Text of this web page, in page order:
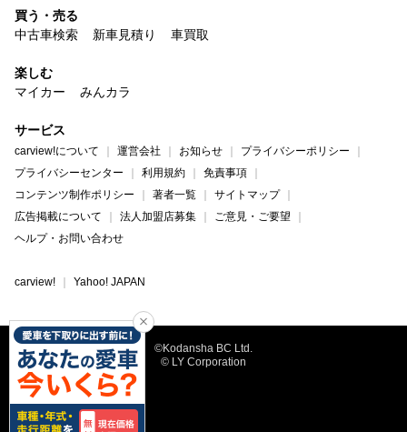
買う・売る
中古車検索
新車見積り 車買取
楽しむ
マイカー
みんカラ
サービス
carview!について 運営会社 お知らせ
プライバシーポリシー
プライバシーセンター
利用規約
免責事項
コンテンツ制作ポリシー
著者一覧
サイトマップ
広告掲載について
法人加盟店募集
ご意見・ご要望
ヘルプ・お問い合わせ
carview! Yahoo! JAPAN
©Kodansha BC Ltd.
© LY Corporation